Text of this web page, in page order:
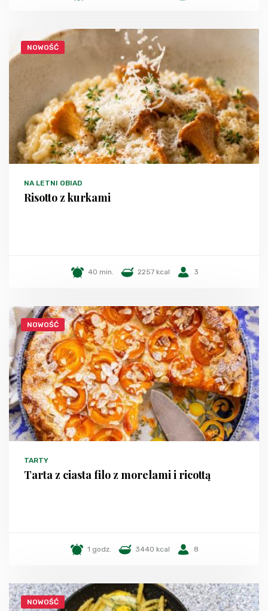
NOWOŚĆ
NA LETNI OBIAD
Risotto z kurkami
40 min. 2257 kcal 3
NOWOŚĆ
TARTY
Tarta z ciasta filo z morelami i ricottą
1 godz. 3440 kcal 8
NOWOŚĆ